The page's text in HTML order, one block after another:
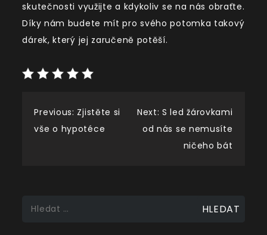
skutečnosti využijte a kdykoliv se na nás obraťte.
Díky nám budete mít pro svého potomka takový
dárek, který jej zaručeně potěší.
Navigace
Previous: Zjistěte si
vše o hypotéce
Next: S led žárovkami
od nás se nemusíte
ničeho bát
Vyhledávání